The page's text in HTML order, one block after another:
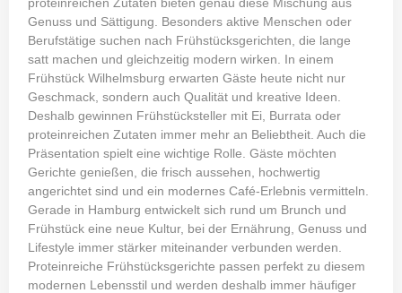
Genuss und Sättigung. Besonders aktive Menschen oder
Berufstätige suchen nach Frühstücksgerichten, die lange
satt machen und gleichzeitig modern wirken. In einem
Frühstück Wilhelmsburg erwarten Gäste heute nicht nur
Geschmack, sondern auch Qualität und kreative Ideen.
Deshalb gewinnen Frühstücksteller mit Ei, Burrata oder
proteinreichen Zutaten immer mehr an Beliebtheit. Auch die
Präsentation spielt eine wichtige Rolle. Gäste möchten
Gerichte genießen, die frisch aussehen, hochwertig
angerichtet sind und ein modernes Café-Erlebnis vermitteln.
Gerade in Hamburg entwickelt sich rund um Brunch und
Frühstück eine neue Kultur, bei der Ernährung, Genuss und
Lifestyle immer stärker miteinander verbunden werden.
Proteinreiche Frühstücksgerichte passen perfekt zu diesem
modernen Lebensstil und werden deshalb immer häufiger